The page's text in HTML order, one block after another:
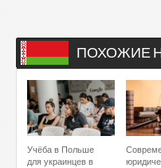
ПОХОЖИЕ
Учёба в Польше
для украинцев в